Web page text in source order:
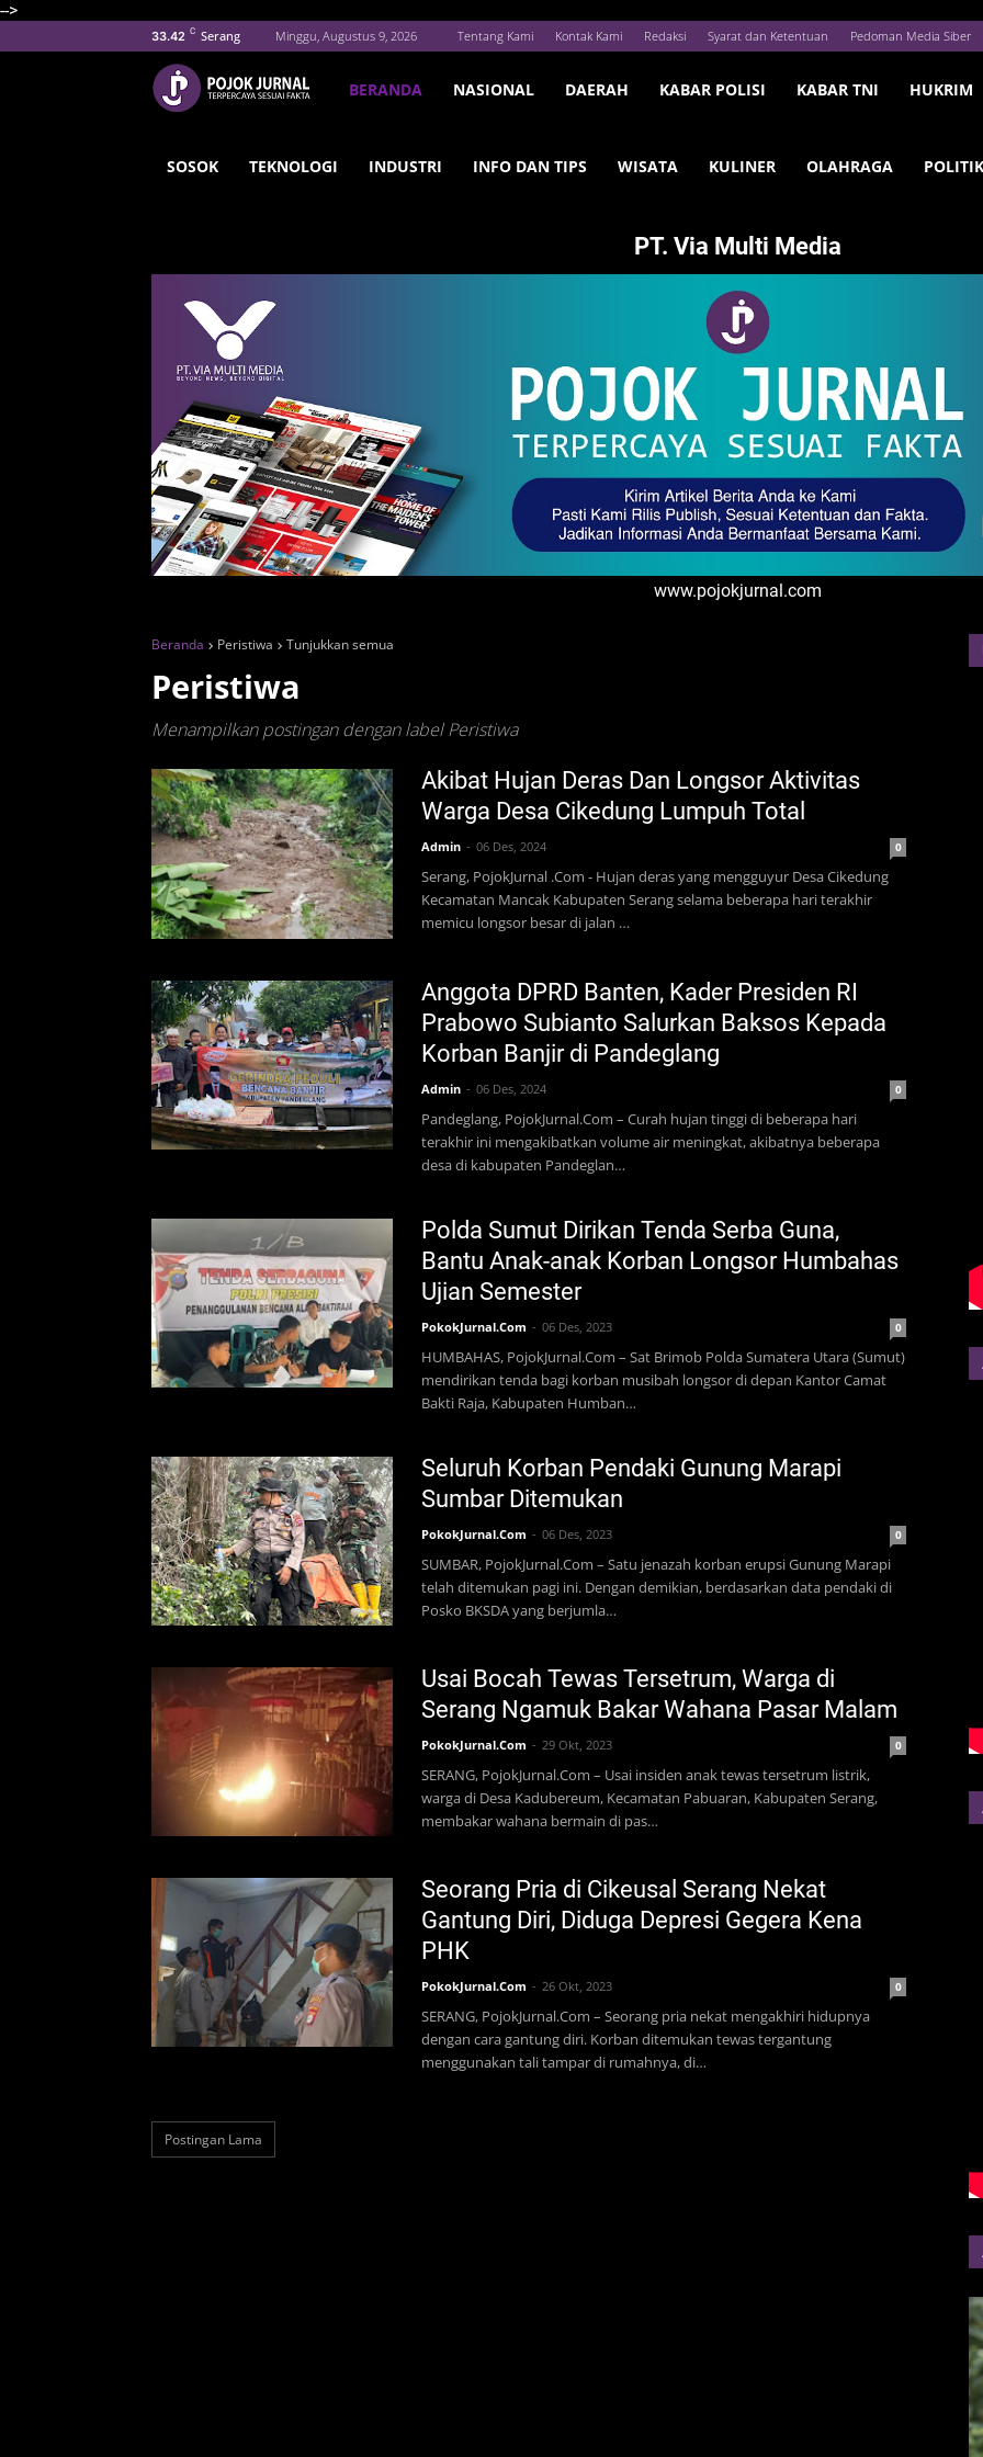
-->
33.42 C Serang Minggu, Augustus 9, 2026 Tentang Kami Kontak Kami Redaksi Syarat dan Ketentuan Pedoman Media Siber
BERANDA NASIONAL DAERAH KABAR POLISI KABAR TNI HUKRIM
SOSOK TEKNOLOGI INDUSTRI INFO DAN TIPS WISATA KULINER OLAHRAGA POLITIK
PT. Via Multi Media
www.pojokjurnal.com
Beranda Peristiwa Tunjukkan semua
Peristiwa
Menampilkan postingan dengan labelPeristiwa
Akibat Hujan Deras Dan Longsor Aktivitas
Warga Desa Cikedung Lumpuh Total
Admin 06 Des, 2024 0
Serang, PojokJurnal .Com - Hujan deras yang mengguyur Desa Cikedung
Kecamatan Mancak Kabupaten Serang selama beberapa hari terakhir
memicu longsor besar di jalan …
Anggota DPRD Banten, Kader Presiden RI
Prabowo Subianto Salurkan Baksos Kepada
Korban Banjir di Pandeglang
Admin 06 Des, 2024 0
Pandeglang, PojokJurnal.Com – Curah hujan tinggi di beberapa hari
terakhir ini mengakibatkan volume air meningkat, akibatnya beberapa
desa di kabupaten Pandeglan…
Polda Sumut Dirikan Tenda Serba Guna,
Bantu Anak-anak Korban Longsor Humbahas
Ujian Semester
PokokJurnal.Com 06 Des, 2023 0
HUMBAHAS, PojokJurnal.Com – Sat Brimob Polda Sumatera Utara (Sumut)
mendirikan tenda bagi korban musibah longsor di depan Kantor Camat
Bakti Raja, Kabupaten Humban…
Seluruh Korban Pendaki Gunung Marapi
Sumbar Ditemukan
PokokJurnal.Com 06 Des, 2023 0
SUMBAR, PojokJurnal.Com – Satu jenazah korban erupsi Gunung Marapi
telah ditemukan pagi ini. Dengan demikian, berdasarkan data pendaki di
Posko BKSDA yang berjumla…
Usai Bocah Tewas Tersetrum, Warga di
Serang Ngamuk Bakar Wahana Pasar Malam
PokokJurnal.Com 29 Okt, 2023 0
SERANG, PojokJurnal.Com – Usai insiden anak tewas tersetrum listrik,
warga di Desa Kadubereum, Kecamatan Pabuaran, Kabupaten Serang,
membakar wahana bermain di pas…
Seorang Pria di Cikeusal Serang Nekat
Gantung Diri, Diduga Depresi Gegera Kena
PHK
PokokJurnal.Com 26 Okt, 2023 0
SERANG, PojokJurnal.Com – Seorang pria nekat mengakhiri hidupnya
dengan cara gantung diri. Korban ditemukan tewas tergantung
menggunakan tali tampar di rumahnya, di…
Postingan Lama